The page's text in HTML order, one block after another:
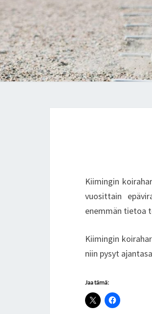
Kiimingin
vuosittain
enemmän tietoa
Kiimingin
niin pysyt
Jaa tämä: